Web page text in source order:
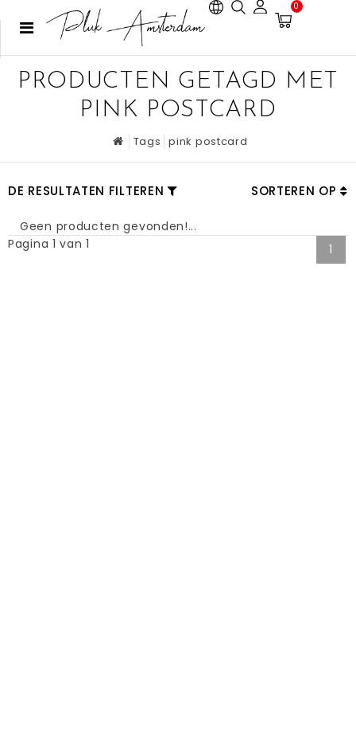
0
PRODUCTEN GETAGD MET
PINK POSTCARD
Tags pink postcard
DE RESULTATEN FILTEREN SORTEREN OP
Geen producten gevonden!...
Pagina 1 van 1
1